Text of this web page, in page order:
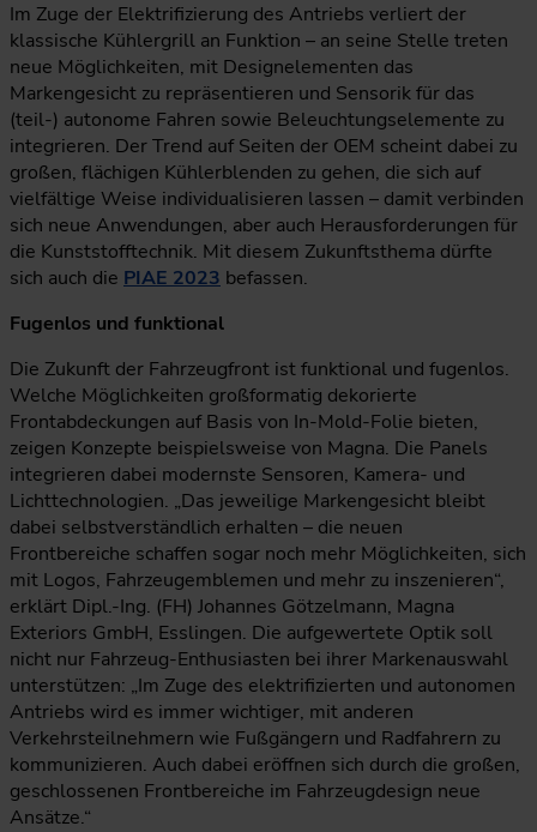
Im Zuge der Elektrifizierung des Antriebs verliert der
klassische Kühlergrill an Funktion – an seine Stelle treten
neue Möglichkeiten, mit Designelementen das
Markengesicht zu repräsentieren und Sensorik für das
(teil-) autonome Fahren sowie Beleuchtungselemente zu
integrieren. Der Trend auf Seiten der OEM scheint dabei zu
großen, flächigen Kühlerblenden zu gehen, die sich auf
vielfältige Weise individualisieren lassen – damit verbinden
sich neue Anwendungen, aber auch Herausforderungen für
die Kunststofftechnik. Mit diesem Zukunftsthema dürfte
sich auch die PIAE 2023 befassen.
Fugenlos und funktional
Die Zukunft der Fahrzeugfront ist funktional und fugenlos.
Welche Möglichkeiten großformatig dekorierte
Frontabdeckungen auf Basis von In-Mold-Folie bieten,
zeigen Konzepte beispielsweise von Magna. Die Panels
integrieren dabei modernste Sensoren, Kamera- und
Lichttechnologien. „Das jeweilige Markengesicht bleibt
dabei selbstverständlich erhalten – die neuen
Frontbereiche schaffen sogar noch mehr Möglichkeiten, sich
mit Logos, Fahrzeugemblemen und mehr zu inszenieren“,
erklärt Dipl.-Ing. (FH) Johannes Götzelmann, Magna
Exteriors GmbH, Esslingen. Die aufgewertete Optik soll
nicht nur Fahrzeug-Enthusiasten bei ihrer Markenauswahl
unterstützen: „Im Zuge des elektrifizierten und autonomen
Antriebs wird es immer wichtiger, mit anderen
Verkehrsteilnehmern wie Fußgängern und Radfahrern zu
kommunizieren. Auch dabei eröffnen sich durch die großen,
geschlossenen Frontbereiche im Fahrzeugdesign neue
Ansätze.“